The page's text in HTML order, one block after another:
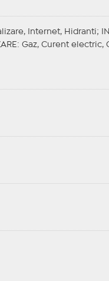
Internet, Hidranti;
: Gaz, Curent electric,